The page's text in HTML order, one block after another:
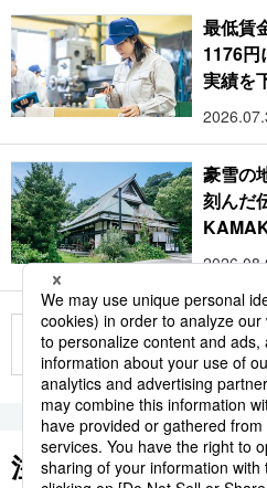
最低賃
1176
実績を
豪雪の
刻んだ
もっと見
注目のキーワード